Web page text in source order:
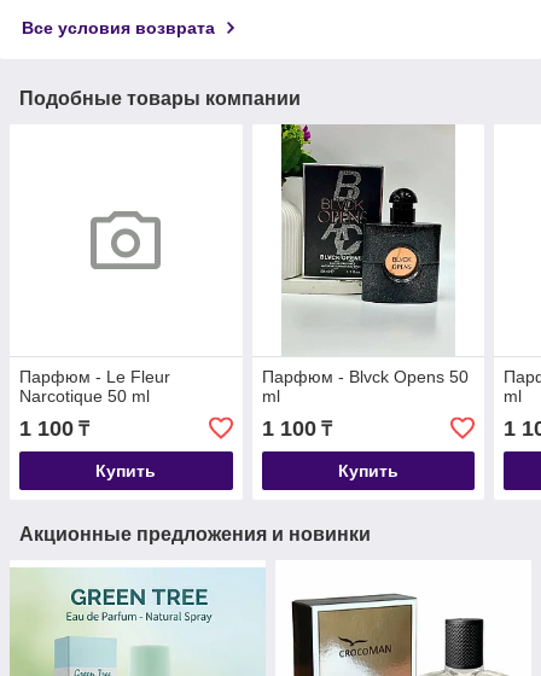
Все условия возврата
Подобные товары компании
Парфюм - Le Fleur
Narcotique 50 ml
1 100 ₸
Купить
Парфюм - Blvck Opens 50
ml
1 100₸
Купить
ml
1
Акционные предложения и новинки